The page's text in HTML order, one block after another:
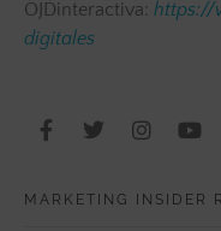
OJDinteractiva: https://
digitales
MARKETING INSIDER